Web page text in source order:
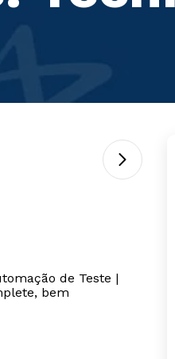
de Teste |
bem